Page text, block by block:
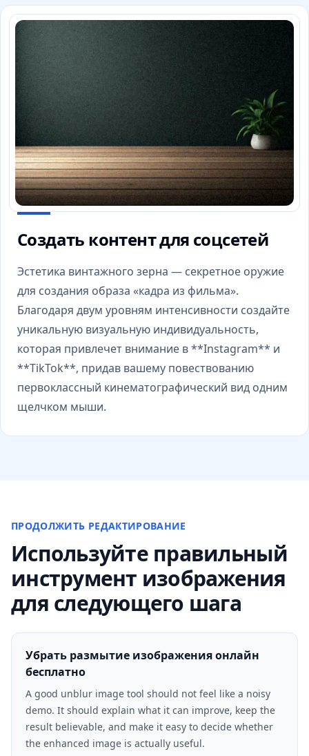
Создать контент для соцсетей
Эстетика винтажного зерна — секретное оружие
для создания образа «кадра из фильма».
Благодаря двум уровням интенсивности создайте
уникальную визуальную индивидуальность,
которая привлечет внимание в **Instagram** и
**TikTok**, придав вашему повествованию
первоклассный кинематографический вид одним
щелчком мыши.
ПРОДОЛЖИТЬ РЕДАКТИРОВАНИЕ
Используйте правильный
инструмент изображения
для следующего шага
Убрать размытие изображения онлайн
бесплатно
A good unblur image tool should not feel like a noisy
demo. It should explain what it can improve, keep the
result believable, and make it easy to decide whether
the enhanced image is actually useful.